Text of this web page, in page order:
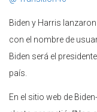
Biden y Harris
con el nombre de
Biden será el
país.
En el sitio web de